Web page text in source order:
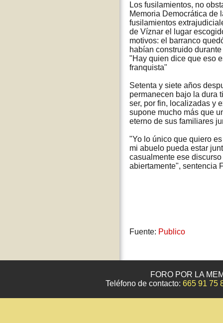
Los fusilamientos, no
Memoria Democrática de
fusilamientos
de Víznar el lugar
motivos: el barranco
habían construido
"Hay quien dice que eso
franquista"
Setenta y siete años
permanecen bajo la dura
ser, por fin, localizadas y
supone mucho más que
eterno de sus familiares
"Yo lo único que quiero
mi abuelo pueda estar
casualmente ese
abiertamente", sentencia
Fuente: Publico
FORO POR LA
Teléfono de contacto: 665 91 75